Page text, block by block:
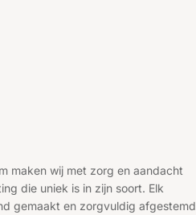
maken wij met zorg en aandacht
die uniek is in zijn soort. Elk
gemaakt en zorgvuldig afgestemd